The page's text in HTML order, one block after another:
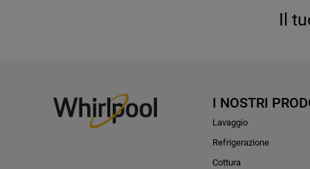
Il
I NOSTRI
Lavaggio
Refrigerazione
Cottura